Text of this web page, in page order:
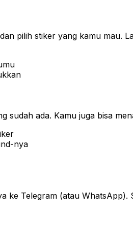
pilih stiker yang kamu mau.
sudah ada. Kamu juga bisa
nya
ke Telegram (atau